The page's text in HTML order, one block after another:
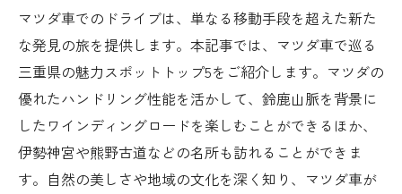
マツダ車でのドライブは、単なる移動手段を超えた新た
な発見の旅を提供します。本記事では、マツダ車で巡る
三重県の魅力スポットトップ5をご紹介します。マツダの
優れたハンドリング性能を活かして、鈴鹿山脈を背景に
したワインディングロードを楽しむことができるほか、
伊勢神宮や熊野古道などの名所も訪れることができま
す。自然の美しさや地域の文化を深く知り、マツダ車が